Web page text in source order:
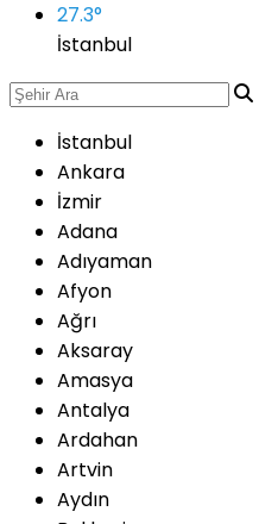
27.3°
İstanbul
İstanbul
Ankara
İzmir
Adana
Adıyaman
Afyon
Ağrı
Aksaray
Amasya
Antalya
Ardahan
Artvin
Aydın